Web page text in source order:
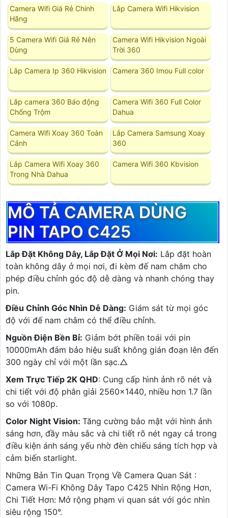
Camera Wifi Giá Rẻ Chính
Hãng
Lắp Camera Wifi Hikvision
5 Camera Wifi Giá Rẻ Nên
Dùng
Camera Wifi Hikvision Ngoài
Trời 360
Lắp Camera Ip 360 Hikvision Camera 360 Imou Full color
Lắp camera 360 Báo động
Chống Trộm
Camera Wifi 360 Full Color
Dahua
Camera Wifi Xoay 360 Toàn
Cảnh
Lắp Camera Samsung Xoay
360
Lắp Camera Wifi Xoay 360
Trong Nhà Dahua
Camera Wifi 360 Kbvision
MÔ TẢ CAMERA DÙNG
PIN TAPO C425
Lắp Đặt Không Dây, Lắp Đặt Ở Mọi Nơi: Lắp đặt hoàn
toàn không dây ở mọi nơi, đi kèm đế nam châm cho
phép điều chỉnh góc độ dễ dàng và nhanh chóng thay
pin.
Điều Chỉnh Góc Nhìn Dễ Dàng: Giám sát từ mọi góc
độ với đế nam châm có thể điều chỉnh.
Nguồn Điện Bền Bỉ: Giảm bớt phiền toái với pin
10000mAh đảm bảo hiệu suất không gián đoạn lên đến
300 ngày chỉ với một lần sạc.△
Xem Trực Tiếp 2K QHD: Cung cấp hình ảnh rõ nét và
chi tiết với độ phân giải 2560×1440, nhiều hơn 1.7 lần
so với 1080p.
Color Night Vision: Tăng cường bảo mật với hình ảnh
sáng hơn, đầy màu sắc và chi tiết rõ nét ngay cả trong
điều kiện ánh sáng yếu nhờ đèn chiếu sáng tích hợp và
cảm biến starlight.
Những Bản Tin Quan Trọng Về Camera Quan Sát :
Camera Wi-Fi Không Dây Tapo C425 Nhìn Rộng Hơn,
Chi Tiết Hơn: Mở rộng phạm vi quan sát với góc nhìn
siêu rộng 150°.